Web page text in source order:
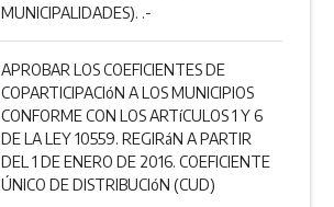
MUNICIPALIDADES). .-
APROBAR LOS COEFICIENTES DE
COPARTICIPACIóN A LOS MUNICIPIOS
CONFORME CON LOS ARTíCULOS 1 Y 6
DE LA LEY 10559. REGIRáN A PARTIR
DEL 1 DE ENERO DE 2016. COEFICIENTE
ÚNICO DE DISTRIBUCIóN (CUD)